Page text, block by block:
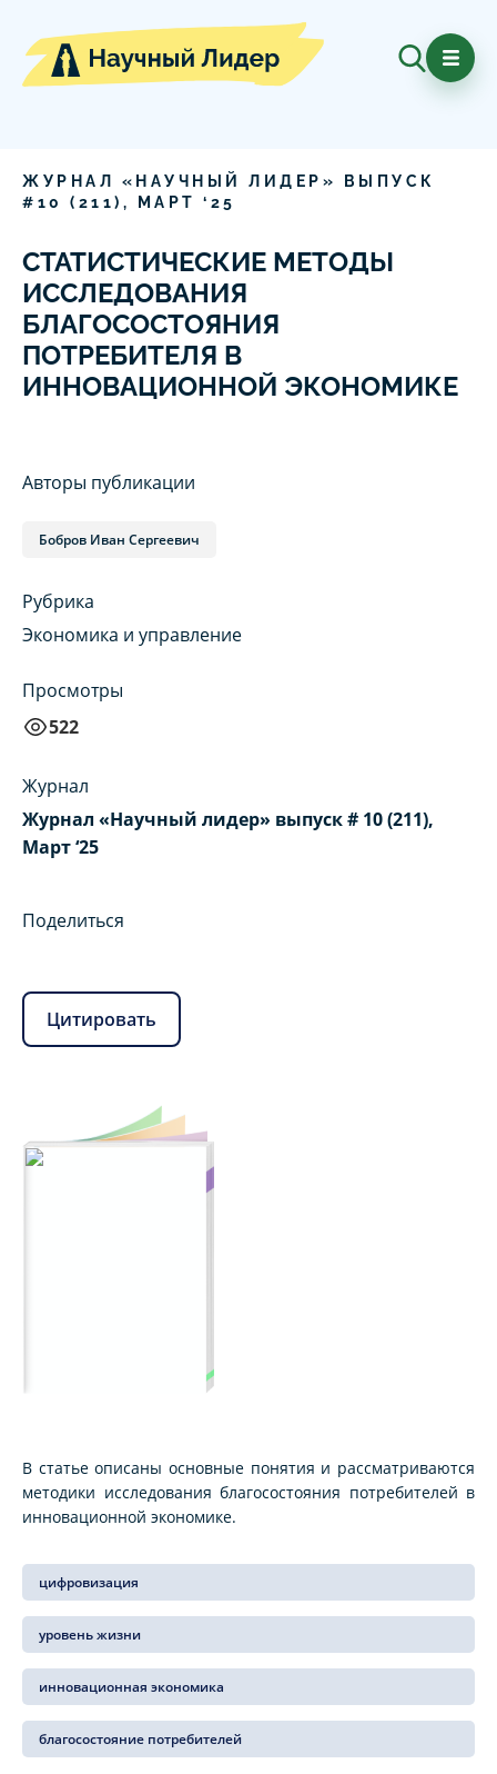
ЖУРНАЛ «НАУЧНЫЙ ЛИДЕР» ВЫПУСК
# 10 ( 211), МАРТ ‘ 25
СТАТИСТИЧЕСКИЕ МЕТОДЫ
ИССЛЕДОВАНИЯ
БЛАГОСОСТОЯНИЯ
ПОТРЕБИТЕЛЯ В
ИННОВАЦИОННОЙ ЭКОНОМИКЕ
Авторы публикации
Бобров Иван Сергеевич
Рубрика
Экономика и управление
Просмотры
522
Журнал
Журнал «Научный лидер» выпуск # 10 (211),
Март ‘25
Поделиться
Цитировать
В статье описаны основные понятия и рассматриваются
методики исследования благосостояния потребителей в
инновационной экономике.
цифровизация
уровень жизни
инновационная экономика
благосостояние потребителей